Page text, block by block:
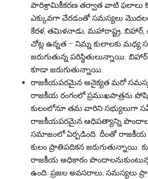
పారిశ్రామికీకరణ తర్వాత వాటి ఫలాలు
ఎక్కువగా చేరడంతో సమస్యలు
కేరళ, తమిళనాడు, మహారాష్ట్ర, బిహార్,
చోట్ల ఉన్నత – నిమ్న కులాలకు మధ్య
జరుగుతున్న పరిస్థితులున్నాయి.
కూడా జరుగుతున్నాయి.
రాజకీయపరమైన అనైక్యత మరో
రాజకీయ రంగంలో ప్రముఖపాత్రను
కులంలోనూ తమ వారిని సభ్యులుగా
రాజకీయపరమైన ఆధిపత్యాన్ని
సమాజంలో ఏర్పడింది. దీంతో రాజకీయ
కులం ప్రాతిపదికన జరుగుతున్నాయి.
రాజకీయ అధికారం
ఉంది. ప్రజల అవసరాలు, సమస్యలు